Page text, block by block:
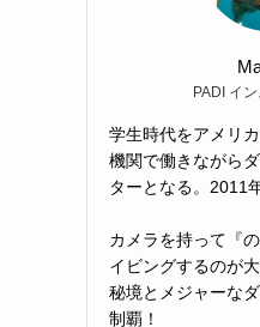
PADI イ
学生時代をアメリ
機関で働きながら
ターとなる。2011
カメラを持って『
イビングするのが
秘境とメジャーな
制覇！